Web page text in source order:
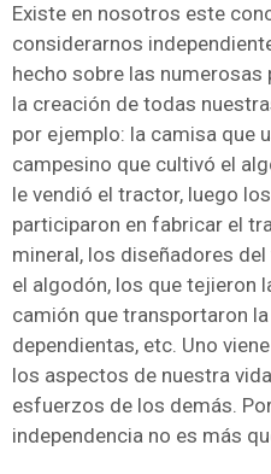
Existe en nosotros este
considerarnos
hecho sobre las numerosas
la creación de todas
por ejemplo: la camisa que
campesino que cultivó el
le vendió el tractor, luego
participaron en fabricar el
mineral, los diseñadores
el algodón, los que tejieron
camión que transportaron
dependientas, etc. Uno
los aspectos de nuestra
esfuerzos de los demás.
independencia no es más